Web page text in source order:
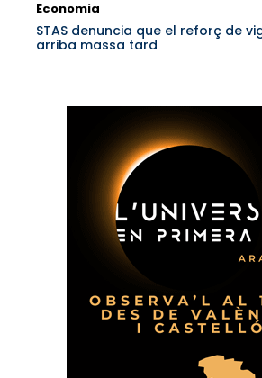
Economia
STAS denuncia que el reforç de
arriba massa tard